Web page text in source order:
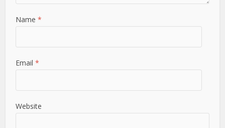
Name*
Email*
Website